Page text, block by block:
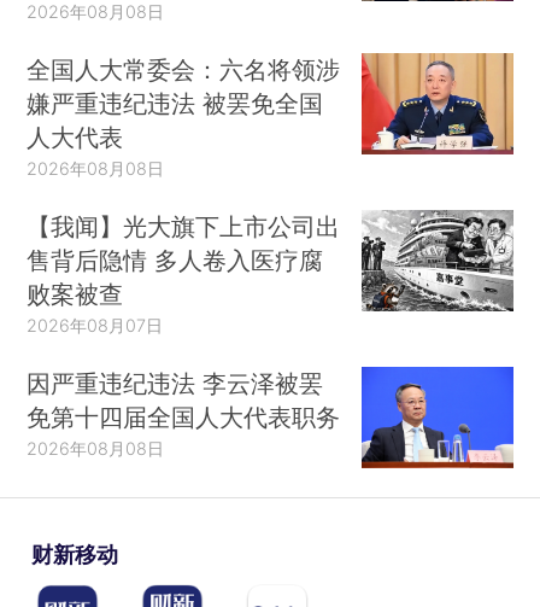
2026年08月08日
全国人大常委会：六名将领涉
嫌严重违纪违法 被罢免全国
人大代表
2026年08月08日
【我闻】光大旗下上市公司出
售背后隐情 多人卷入医疗腐
败案被查
2026年08月07日
因严重违纪违法 李云泽被罢
免第十四届全国人大代表职务
2026年08月08日
财新移动